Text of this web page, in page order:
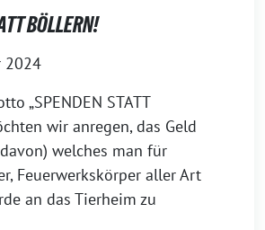
BÖLLERN!
2024
„SPENDEN STATT
wir anregen, das Geld
welches man für
Feuerwerkskörper aller Art
an das Tierheim zu